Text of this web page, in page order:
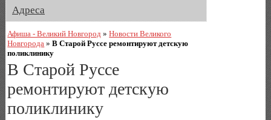
Адреса
Афиша - Великий Новгород »Новости Великого
Новгорода »В Старой Руссе ремонтируют детскую
поликлинику
В Старой Руссе
ремонтируют детскую
поликлинику